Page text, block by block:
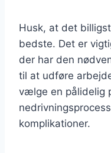
Husk, at det
bedste. Det er
der har den
til at udføre
vælge en pålidelig
komplikationer.